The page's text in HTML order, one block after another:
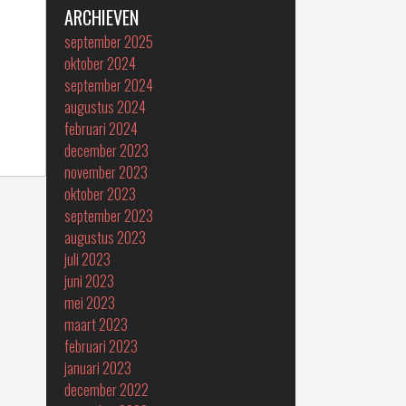
ARCHIEVEN
september 2025
oktober 2024
september 2024
augustus 2024
februari 2024
december 2023
november 2023
oktober 2023
september 2023
augustus 2023
juli 2023
juni 2023
mei 2023
maart 2023
februari 2023
januari 2023
december 2022